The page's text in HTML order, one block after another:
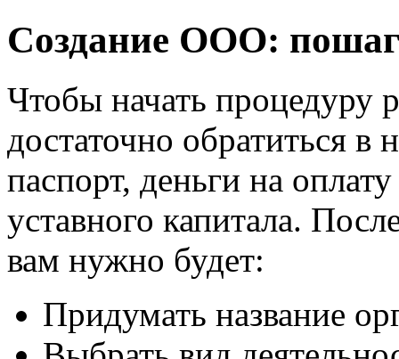
Создание ООО:
Чтобы начать процедуру
достаточно обратиться
паспорт, деньги на
уставного капитала.
вам нужно будет:
Придумать название